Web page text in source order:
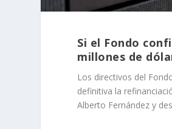
Si el Fondo
millones de
Los directivos del
definitiva la
Alberto Fernández y